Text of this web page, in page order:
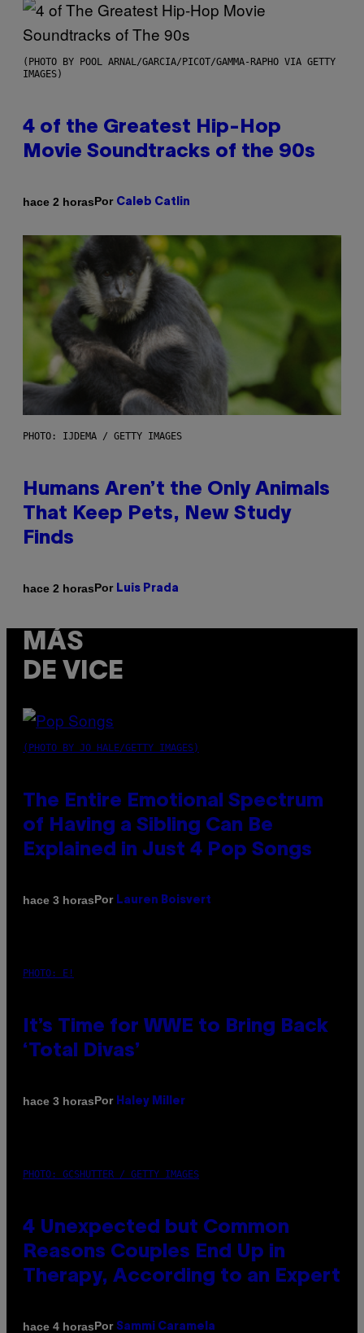
(PHOTO BY POOL ARNAL/GARCIA/PICOT/GAMMA-RAPHO VIA GETTY
IMAGES)
4 of the Greatest Hip-Hop
Movie Soundtracks of the 90s
hace 2 horasPor Caleb Catlin
PHOTO: IJDEMA / GETTY IMAGES
Humans Aren’t the Only Animals
That Keep Pets, New Study
Finds
hace 2 horasPor Luis Prada
MÁS
DE VICE
(PHOTO BY JO HALE/GETTY IMAGES)
The Entire Emotional Spectrum
of Having a Sibling Can Be
Explained in Just 4 Pop Songs
hace 3 horasPor Lauren Boisvert
PHOTO: E!
It’s Time for WWE to Bring Back
‘Total Divas’
hace 3 horasPor Haley Miller
PHOTO: GCSHUTTER / GETTY IMAGES
4 Unexpected but Common
Reasons Couples End Up in
Therapy, According to an Expert
hace 4 horasPor Sammi Caramela